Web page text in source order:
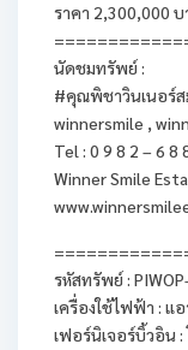
ราคา 2,300,000
นัดชมทรัพย์ :
#คุณพิชาวินเนอร์ส
winnersmile ,
Tel : 0 9 8 2 – 6 8
Winner Smile
รหัสทรัพย์ :
เครื่องใช้ไฟฟ้า : แ
เฟอร์นิเจอร์บิ้วอิน